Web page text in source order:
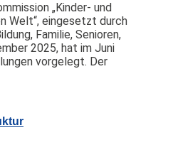
„Kinder- und
Welt“, eingesetzt durch
Familie, Senioren,
2025, hat im Juni
vorgelegt. Der